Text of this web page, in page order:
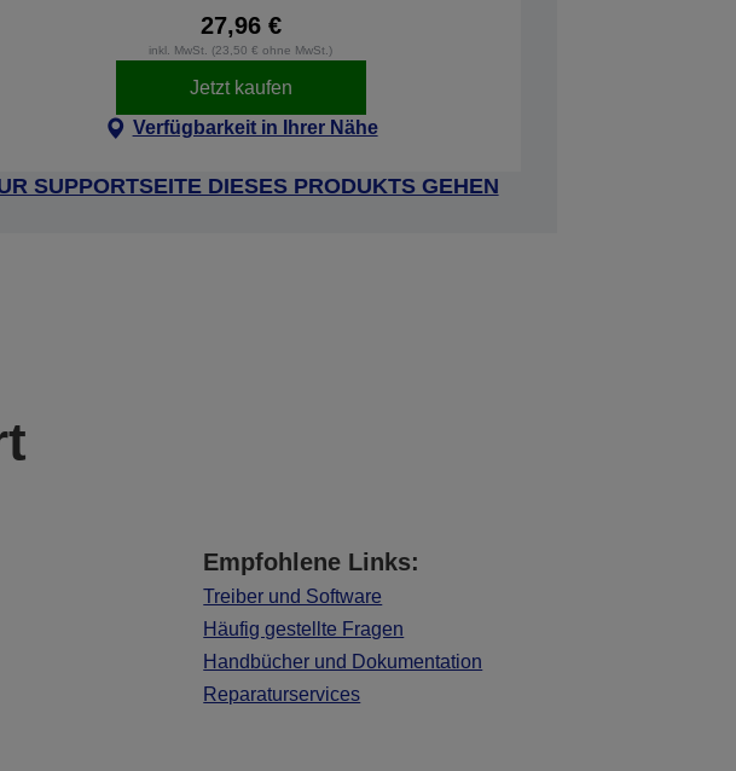
27,96 €
inkl. MwSt. (23,50 € ohne MwSt.)
Jetzt kaufen
Verfügbarkeit in Ihrer Nähe
SUPPORTSEITE DIESES PRODUKTS GEHEN
Empfohlene Links:
Treiber und Software
Häufig gestellte Fragen
Handbücher und Dokumentation
Reparaturservices